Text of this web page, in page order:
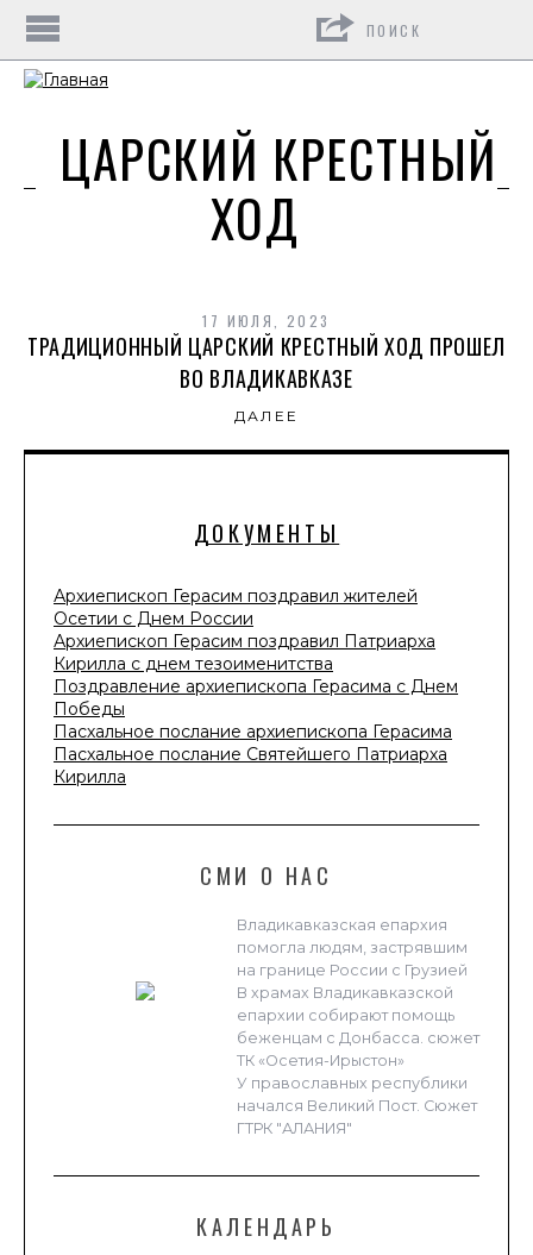
ДОКУМЕНТЫ
Архиепископ Герасим поздравил жителей
Осетии с Днем России
Архиепископ Герасим поздравил Патриарха
Кирилла с днем тезоименитства
Поздравление архиепископа Герасима с Днем
Победы
Пасхальное послание архиепископа Герасима
Пасхальное послание Святейшего Патриарха
Кирилла
СМИ О НАС
Владикавказская епархия
помогла людям, застрявшим
на границе России с Грузией
В храмах Владикавказской
епархии собирают помощь
беженцам с Донбасса. сюжет
ТК «Осетия-Ирыстон»
У православных республики
начался Великий Пост. Сюжет
ГТРК "АЛАНИЯ"
КАЛЕНДАРЬ
ЦАРСКИЙ КРЕСТНЫЙ
ХОД
17 ИЮЛЯ, 2023
ТРАДИЦИОННЫЙ ЦАРСКИЙ КРЕСТНЫЙ ХОД ПРОШЕЛ
ВО ВЛАДИКАВКАЗЕ
ДАЛЕЕ